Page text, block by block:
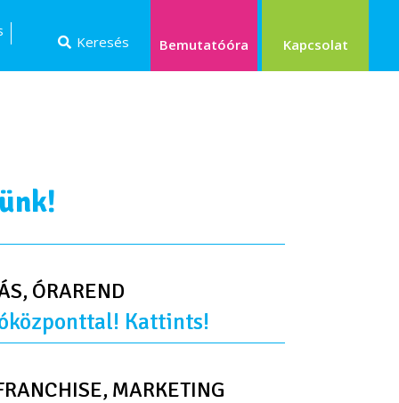
Keresés Bemutatóóra Kapcsolat
ÓRAREND
Kattints!
MARKETING